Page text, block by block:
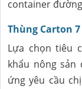
container
Thùng Carton
Lựa chọn tiêu
khẩu nông sản
ứng yêu cầu